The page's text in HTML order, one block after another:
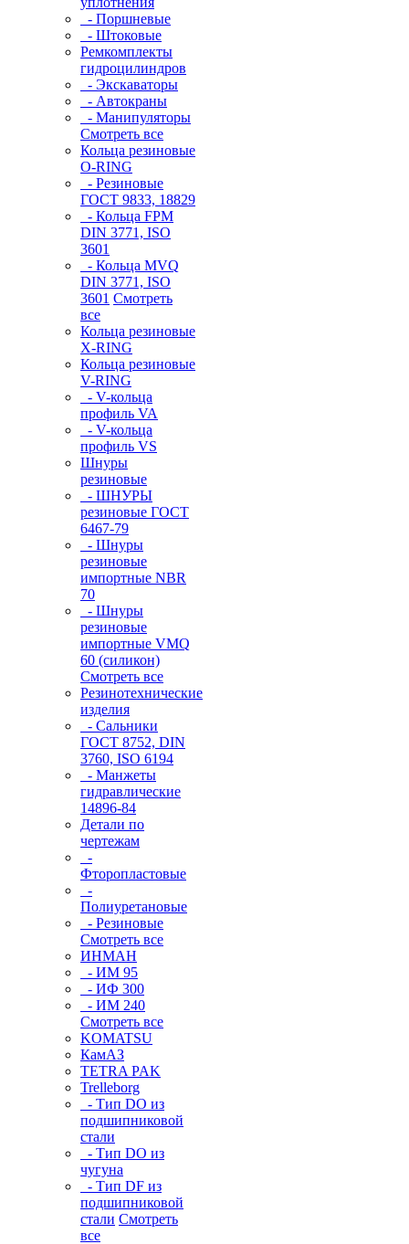
- Поршневые
- Штоковые
Ремкомплекты
гидроцилиндров
- Экскаваторы
- Автокраны
- Манипуляторы
Смотреть все
Кольца резиновые
O-RING
- Резиновые
ГОСТ 9833, 18829
- Кольца FPM
DIN 3771, ISO
3601
- Кольца MVQ
DIN 3771, ISO
3601 Смотреть
все
Кольца резиновые
Х-RING
Кольца резиновые
V-RING
- V-кольца
профиль VA
- V-кольца
профиль VS
Шнуры
резиновые
- ШНУРЫ
резиновые ГОСТ
6467-79
- Шнуры
резиновые
импортные NBR
70
- Шнуры
резиновые
импортные VMQ
60 (силикон)
Смотреть все
Резинотехнические
изделия
- Сальники
ГОСТ 8752, DIN
3760, ISO 6194
- Манжеты
гидравлические
14896-84
Детали по
чертежам
-
Фторопластовые
-
Полиуретановые
- Резиновые
Смотреть все
ИНМАН
- ИМ 95
- ИФ 300
- ИМ 240
Смотреть все
KOMATSU
КамАЗ
TETRA PAK
Trelleborg
- Тип DO из
подшипниковой
стали
- Тип DO из
чугуна
- Тип DF из
подшипниковой
стали Смотреть
все